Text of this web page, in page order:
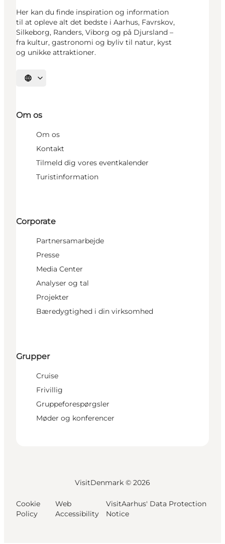
Her kan du finde inspiration og information
til at opleve alt det bedste i Aarhus, Favrskov,
Silkeborg, Randers, Viborg og på Djursland –
fra kultur, gastronomi og byliv til natur, kyst
og unikke attraktioner.
Vælg sprog
Om os
Om os
Kontakt
Tilmeld dig vores eventkalender
Turistinformation
Corporate
Partnersamarbejde
Presse
Media Center
Analyser og tal
Projekter
Bæredygtighed i din virksomhed
Grupper
Cruise
Frivillig
Gruppeforespørgsler
Møder og konferencer
VisitDenmark © 2026
Cookie
Policy
Web
Accessibility
VisitAarhus' Data Protection
Notice